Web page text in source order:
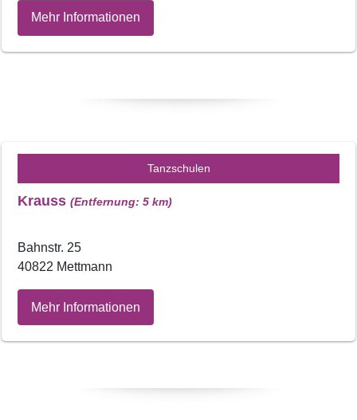
Mehr Informationen
Tanzschulen
Krauss (Entfernung: 5 km)
Bahnstr. 25
40822 Mettmann
Mehr Informationen